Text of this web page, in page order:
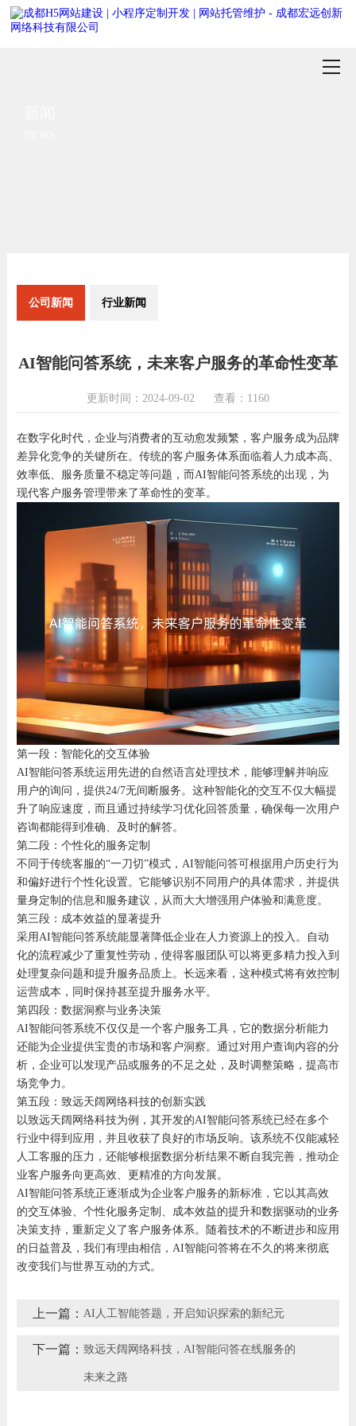
公司新闻 行业新闻
AI智能问答系统，未来客户服务的革命性变革
更新时间：2024-09-02 查看：1160
在数字化时代，企业与消费者的互动愈发频繁，客户服务成为品牌
差异化竞争的关键所在。传统的客户服务体系面临着人力成本高、
效率低、服务质量不稳定等问题，而AI智能问答系统的出现，为
现代客户服务管理带来了革命性的变革。
第一段：智能化的交互体验
AI智能问答系统运用先进的自然语言处理技术，能够理解并响应
用户的询问，提供24/7无间断服务。这种智能化的交互不仅大幅提
升了响应速度，而且通过持续学习优化回答质量，确保每一次用户
咨询都能得到准确、及时的解答。
第二段：个性化的服务定制
不同于传统客服的“一刀切”模式，AI智能问答可根据用户历史行为
和偏好进行个性化设置。它能够识别不同用户的具体需求，并提供
量身定制的信息和服务建议，从而大大增强用户体验和满意度。
第三段：成本效益的显著提升
采用AI智能问答系统能显著降低企业在人力资源上的投入。自动
化的流程减少了重复性劳动，使得客服团队可以将更多精力投入到
处理复杂问题和提升服务品质上。长远来看，这种模式将有效控制
运营成本，同时保持甚至提升服务水平。
第四段：数据洞察与业务决策
AI智能问答系统不仅仅是一个客户服务工具，它的数据分析能力
还能为企业提供宝贵的市场和客户洞察。通过对用户查询内容的分
析，企业可以发现产品或服务的不足之处，及时调整策略，提高市
场竞争力。
第五段：致远天阔网络科技的创新实践
以致远天阔网络科技为例，其开发的AI智能问答系统已经在多个
行业中得到应用，并且收获了良好的市场反响。该系统不仅能减轻
人工客服的压力，还能够根据数据分析结果不断自我完善，推动企
业客户服务向更高效、更精准的方向发展。
AI智能问答系统正逐渐成为企业客户服务的新标准，它以其高效
的交互体验、个性化服务定制、成本效益的提升和数据驱动的业务
决策支持，重新定义了客户服务体系。随着技术的不断进步和应用
的日益普及，我们有理由相信，AI智能问答将在不久的将来彻底
改变我们与世界互动的方式。
上一篇： AI人工智能答题，开启知识探索的新纪元
下一篇： 致远天阔网络科技，AI智能问答在线服务的
未来之路